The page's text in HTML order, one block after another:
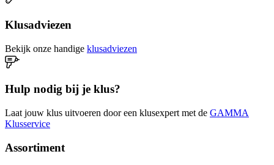
Klusadviezen
Bekijk onze handige klusadviezen
Hulp nodig bij je klus?
Laat jouw klus uitvoeren door een klusexpert met de GAMMA
Klusservice
Assortiment